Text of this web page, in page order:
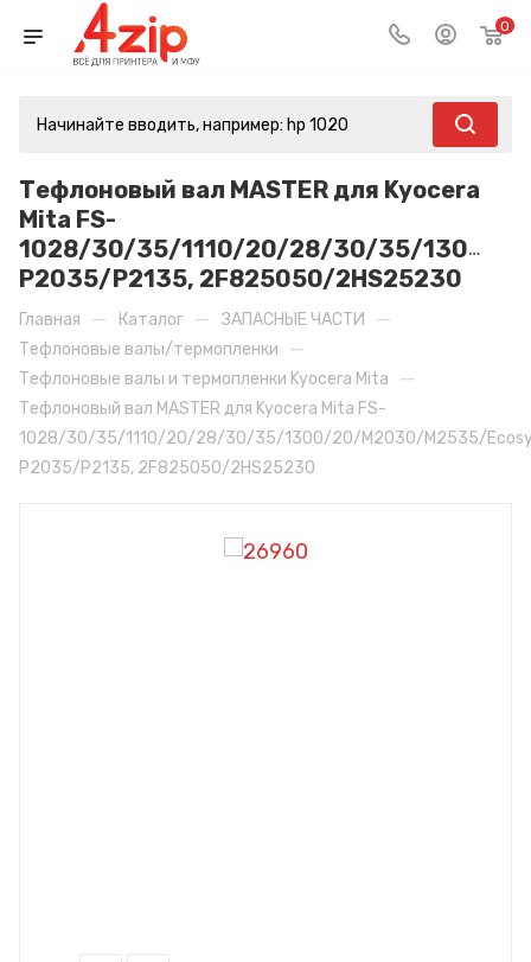
0
Тефлоновый вал MASTER для Kyocera
Mita FS-
1028/30/35/1110/20/28/30/35/1300/
P2035/P2135, 2F825050/2HS25230
Главная — Каталог — ЗАПАСНЫЕ ЧАСТИ —
Тефлоновые валы/термопленки —
Тефлоновые валы и термопленки Kyocera Mita —
Тефлоновый вал MASTER для Kyocera Mita FS-
1028/30/35/1110/20/28/30/35/1300/20/M2030/M2535/
P2035/P2135, 2F825050/2HS25230